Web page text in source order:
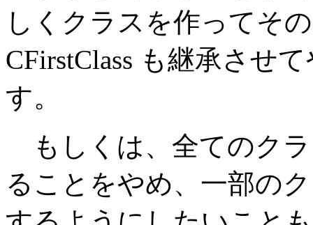
しくクラスを作ってそ
CFirstClass も継承させ
す。
もしくは、全てのクラ
ることをやめ、一部の